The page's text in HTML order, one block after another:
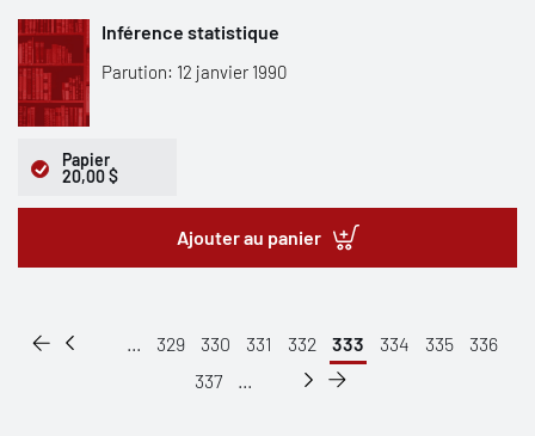
Inférence statistique
Parution: 12 janvier 1990
Papier
20,00 $
Ajouter au panier
... 329 330 331 332 333 334 335
336
337
...